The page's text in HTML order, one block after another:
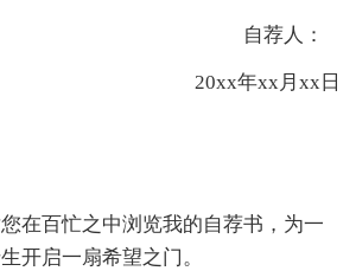
自荐人：
20xx年xx月xx日
在百忙之中浏览我的自荐书，为一
开启一扇希望之门。